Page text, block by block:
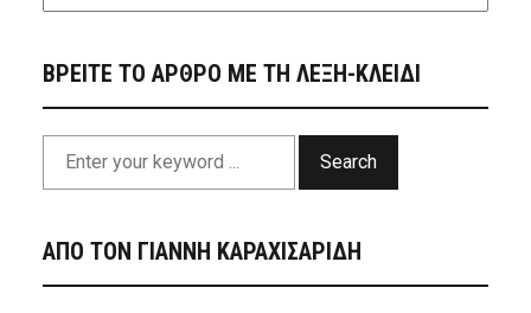
ΒΡΕΙΤΕ ΤΟ ΑΡΘΡΟ ΜΕ ΤΗ ΛΕΞΗ-ΚΛΕΙΔΙ
Search
ΑΠΟ ΤΟΝ ΓΙΑΝΝΗ ΚΑΡΑΧΙΣΑΡΙΔΗ